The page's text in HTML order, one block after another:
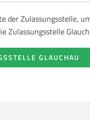
der Zulassungsstelle,
Zulassungsstelle
GLAUCHAU